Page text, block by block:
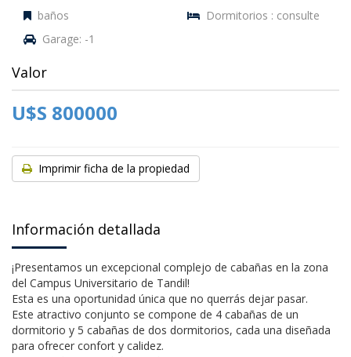
baños
Dormitorios : consulte
Garage: -1
Valor
U$S 800000
Imprimir ficha de la propiedad
Información detallada
¡Presentamos un excepcional complejo de cabañas en la zona
del Campus Universitario de Tandil!
Esta es una oportunidad única que no querrás dejar pasar.
Este atractivo conjunto se compone de 4 cabañas de un
dormitorio y 5 cabañas de dos dormitorios, cada una diseñada
para ofrecer confort y calidez.